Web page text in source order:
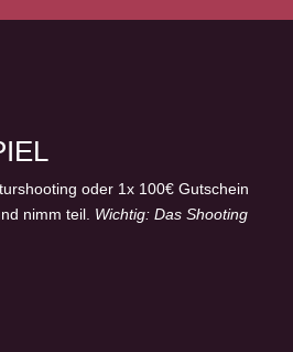
oder 1x 100€ Gutschein
nimm teil. Wichtig: Das Shooting